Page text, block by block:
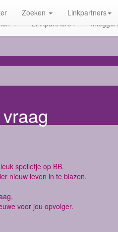
Linkpartners Inloggen
Zoeken Linkpartners
spelletje op BB.
nieuw leven in te blazen.
voor jou opvolger.